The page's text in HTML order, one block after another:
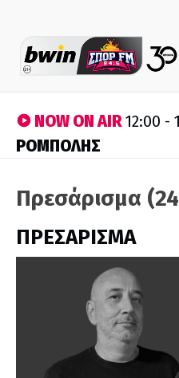
NOW ON AIR12:00 -
ΡΟΜΠΟΛΗΣ
Πρεσάρισμα
ΠΡΕΣΑΡΙΣΜΑ